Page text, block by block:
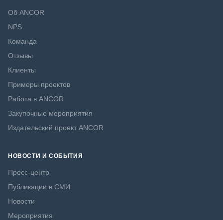
Об ANCOR
NPS
Команда
Отзывы
Клиенты
Примеры проектов
Работа в ANCOR
Закупочные мероприятия
Издательский проект ANCOR
НОВОСТИ И СОБЫТИЯ
Пресс-центр
Публикации в СМИ
Новости
Мероприятия